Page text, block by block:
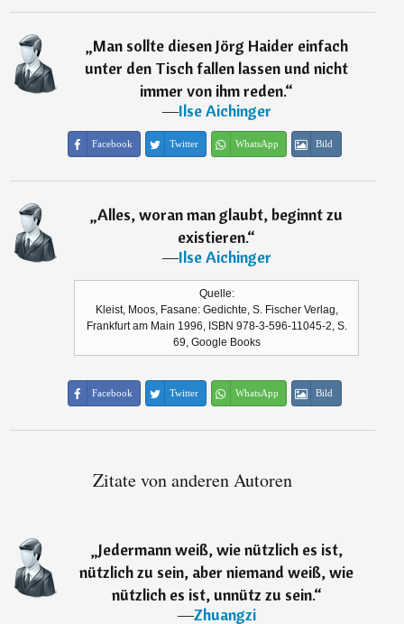
„Man sollte diesen Jörg Haider einfach
unter den Tisch fallen lassen und nicht
immer von ihm reden.“
―Ilse Aichinger
Facebook Twitter WhatsApp Bild
„Alles, woran man glaubt, beginnt zu
existieren.“
―Ilse Aichinger
Quelle:
Kleist, Moos, Fasane: Gedichte, S. Fischer Verlag,
Frankfurt am Main 1996, ISBN 978-3-596-11045-2, S.
69, Google Books
Facebook Twitter WhatsApp Bild
Zitate von anderen Autoren
„Jedermann weiß, wie nützlich es ist,
nützlich zu sein, aber niemand weiß, wie
nützlich es ist, unnütz zu sein.“
―Zhuangzi